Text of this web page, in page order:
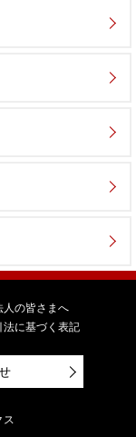
人の皆さまへ
法に基づく表記
ス